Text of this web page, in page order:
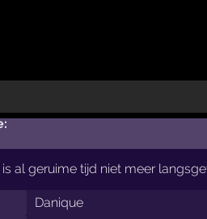
al geruime tijd niet meer
Danique